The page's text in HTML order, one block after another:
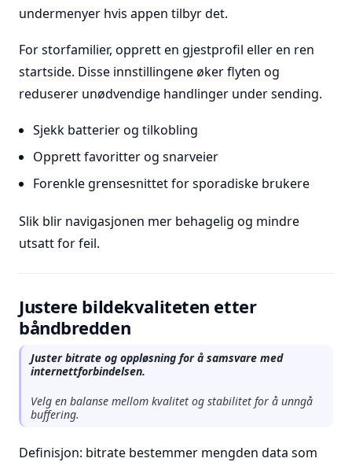
undermenyer hvis appen tilbyr det.
For storfamilier, opprett en gjestprofil eller en ren
startside. Disse innstillingene øker flyten og
reduserer unødvendige handlinger under sending.
Sjekk batterier og tilkobling
Opprett favoritter og snarveier
Forenkle grensesnittet for sporadiske brukere
Slik blir navigasjonen mer behagelig og mindre
utsatt for feil.
Justere bildekvaliteten etter
båndbredden
Juster bitrate og oppløsning for å samsvare med
internettforbindelsen.
Velg en balanse mellom kvalitet og stabilitet for å unngå
buffering.
Definisjon: bitrate bestemmer mengden data som